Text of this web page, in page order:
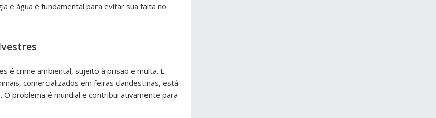
e água é fundamental para evitar sua falta no
é crime ambiental, sujeito à prisão e multa. E
comercializados em feiras clandestinas, está
problema é mundial e contribui ativamente para